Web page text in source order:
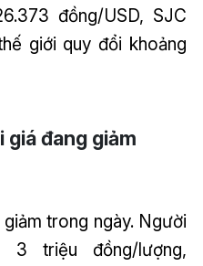
đồng/USD, SJC
giới quy đổi khoảng
giá đang giảm
trong ngày. Người
3 triệu đồng/lượng,